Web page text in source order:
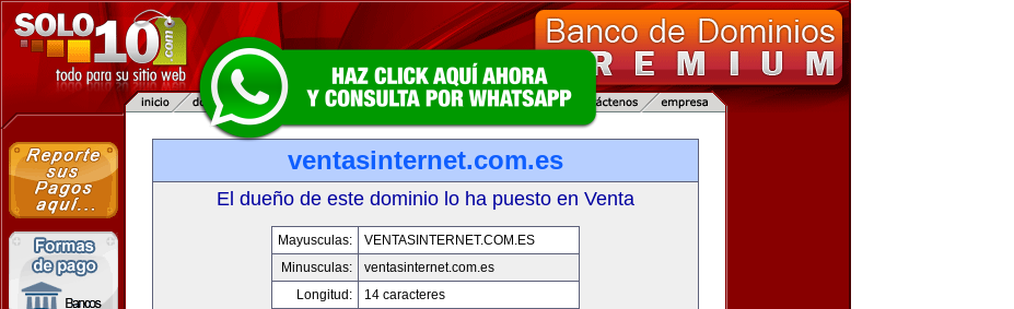
ventasinternet.com.es
El dueño de este dominio lo ha puesto en Venta
Mayusculas:
VENTASINTERNET.COM.ES
Minusculas:
ventasinternet.com.es
Longitud:
14 caracteres